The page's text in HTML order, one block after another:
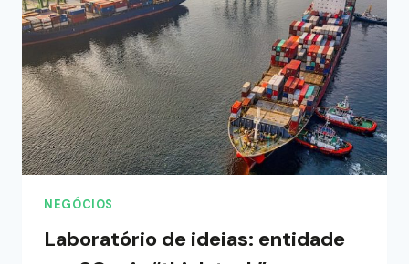
NEGÓCIOS
Laboratório de ideias: entidade